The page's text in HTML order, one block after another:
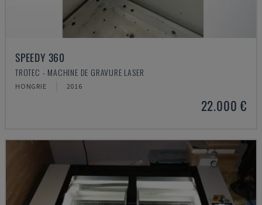
SPEEDY 360
TROTEC - MACHINE DE GRAVURE LASER
HONGRIE 2016
22.000 €